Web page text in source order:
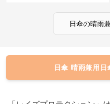
日傘の晴雨
日傘 晴雨兼用日